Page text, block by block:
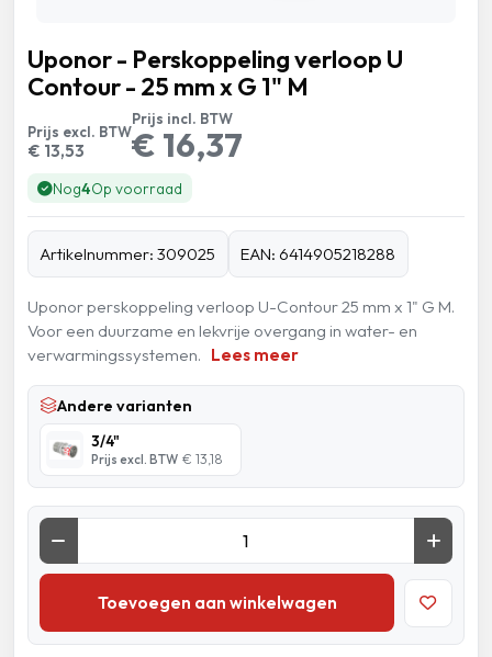
Uponor - Perskoppeling verloop U
Contour - 25 mm x G 1" M
Prijs excl. BTW
€ 13,53
Prijs incl. BTW
€ 16,37
Nog4Op voorraad
Artikelnummer: 309025 EAN: 6414905218288
Uponor perskoppeling verloop U-Contour 25 mm x 1" G M.
Voor een duurzame en lekvrije overgang in water- en
verwarmingssystemen. Lees meer
Andere varianten
3/4"
Prijs excl. BTW € 13,18
Toevoegen aan winkelwagen